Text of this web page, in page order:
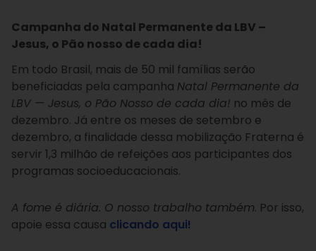
Campanha do Natal Permanente da LBV –
Jesus, o Pão nosso de cada dia!
Em todo Brasil, mais de 50 mil famílias serão
beneficiadas pela campanha Natal Permanente da
LBV — Jesus, o Pão Nosso de cada dia! no mês de
dezembro. Já entre os meses de setembro e
dezembro, a finalidade dessa mobilização Fraterna é
servir 1,3 milhão de refeições aos participantes dos
programas socioeducacionais.
A fome é diária. O nosso trabalho também. Por isso,
apoie essa causa clicando aqui!